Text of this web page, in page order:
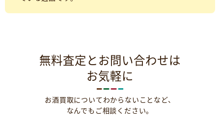
無料査定とお問い合わせは
お気軽に
お酒買取についてわからないことなど、
なんでもご相談ください。